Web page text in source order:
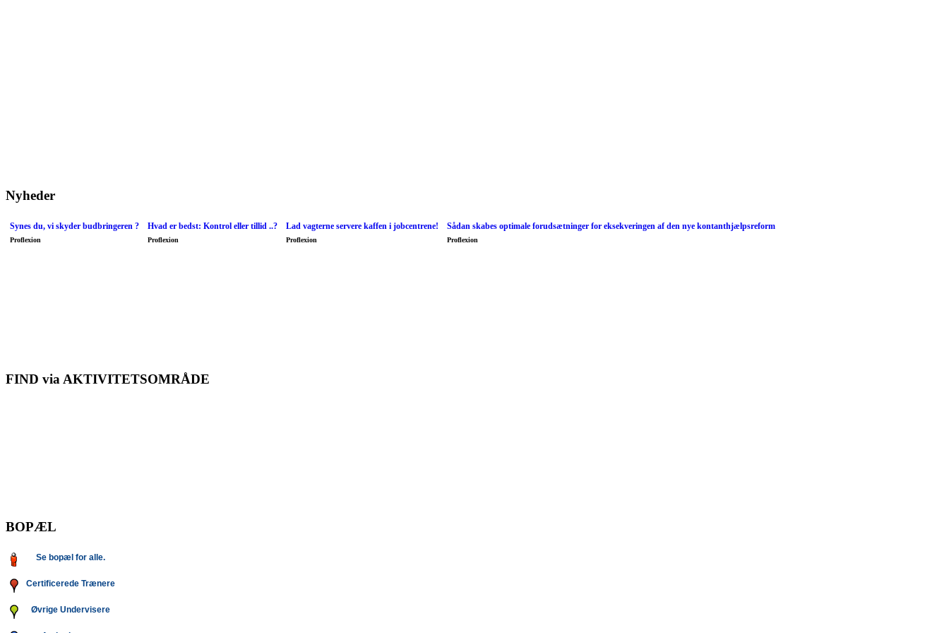
Nyheder
Synes du, vi skyder budbringeren ?
Proflexion
Hvad er bedst: Kontrol eller tillid ..?
Proflexion
Lad vagterne servere kaffen i jobcentrene!
Proflexion
Sådan skabes optimale forudsætninger for eksekveringen af den nye kontanthjælpsreform
Proflexion
FIND via AKTIVITETSOMRÅDE
BOPÆL
Se bopæl for alle.
Certificerede Trænere
Øvrige Undervisere